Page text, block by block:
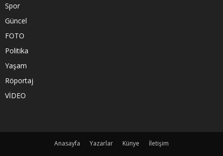
Spor
Güncel
FOTO
Politika
Yaşam
Röportaj
VİDEO
Anasayfa Yazarlar Künye
İletişim